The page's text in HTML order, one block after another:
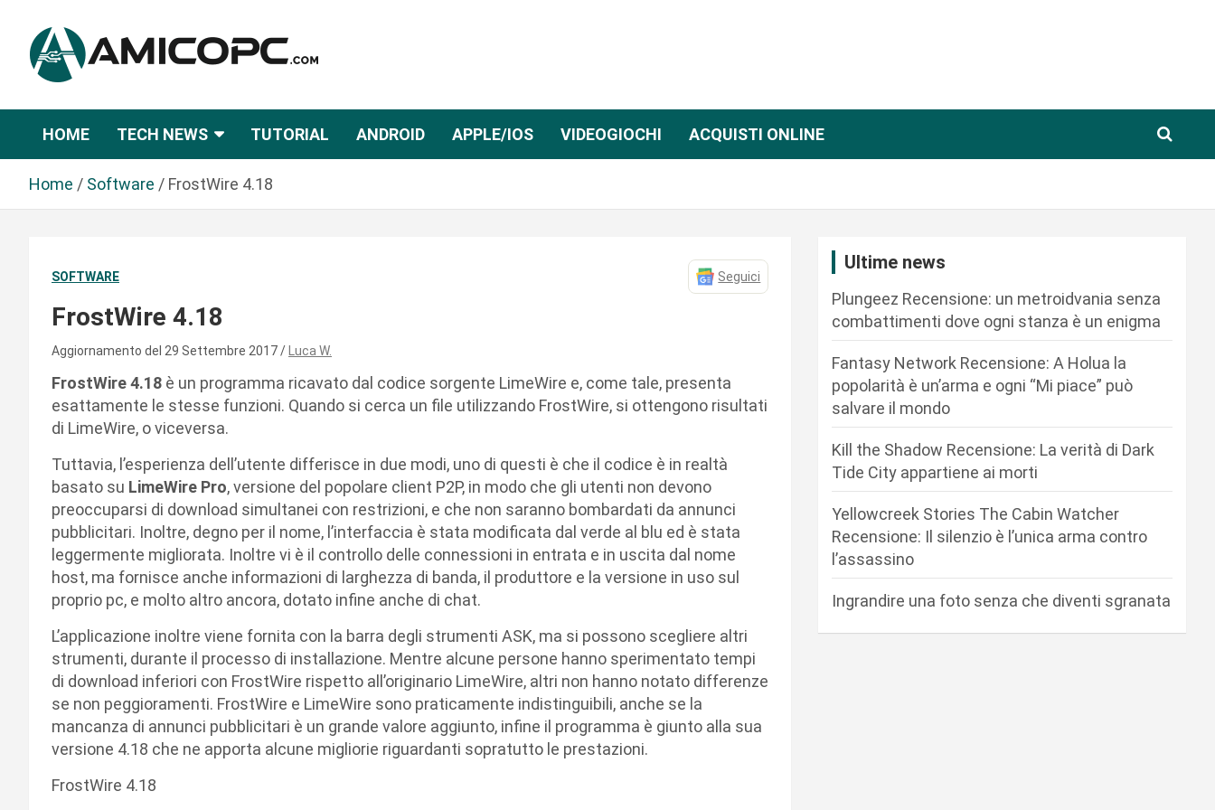
n
Amicopc.com
HOME TECH NEWS TUTORIAL ANDROID APPLE/IOS VIDEOGIOCHI ACQUISTI ONLINE
Home Software FrostWire 4.18
SOFTWARE Seguici
FrostWire 4.18
Aggiornamento del 29 Settembre 2017 Luca W.
FrostWire 4.18 è un programma ricavato dal codice sorgente LimeWire e, come tale, presenta
esattamente le stesse funzioni. Quando si cerca un file utilizzando FrostWire, si ottengono risultati
di LimeWire, o viceversa.
Tuttavia, l’esperienza dell’utente differisce in due modi, uno di questi è che il codice è in realtà
basato su LimeWire Pro, versione del popolare client P2P, in modo che gli utenti non devono
preoccuparsi di download simultanei con restrizioni, e che non saranno bombardati da annunci
pubblicitari. Inoltre, degno per il nome, l’interfaccia è stata modificata dal verde al blu ed è stata
leggermente migliorata. Inoltre vi è il controllo delle connessioni in entrata e in uscita dal nome
host, ma fornisce anche informazioni di larghezza di banda, il produttore e la versione in uso sul
proprio pc, e molto altro ancora, dotato infine anche di chat.
L’applicazione inoltre viene fornita con la barra degli strumenti ASK, ma si possono scegliere altri
strumenti, durante il processo di installazione. Mentre alcune persone hanno sperimentato tempi
di download inferiori con FrostWire rispetto all’originario LimeWire, altri non hanno notato differenze
se non peggioramenti. FrostWire e LimeWire sono praticamente indistinguibili, anche se la
mancanza di annunci pubblicitari è un grande valore aggiunto, infine il programma è giunto alla sua
versione 4.18 che ne apporta alcune migliorie riguardanti sopratutto le prestazioni.
FrostWire 4.18
Ultime news
Plungeez Recensione: un metroidvania senza
combattimenti dove ogni stanza è un enigma
Fantasy Network Recensione: A Holua la
popolarità è un’arma e ogni “Mi piace” può
salvare il mondo
Kill the Shadow Recensione: La verità di Dark
Tide City appartiene ai morti
Yellowcreek Stories The Cabin Watcher
Recensione: Il silenzio è l’unica arma contro
l’assassino
Ingrandire una foto senza che diventi sgranata